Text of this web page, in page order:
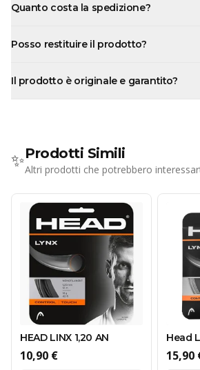
Quanto costa la spedizione?
Posso restituire il prodotto?
Il prodotto è originale e garantito?
✨Prodotti Simili
Altri prodotti che potrebbero
HEAD LINX 1,20 AN
10,90 €
Head
15,90